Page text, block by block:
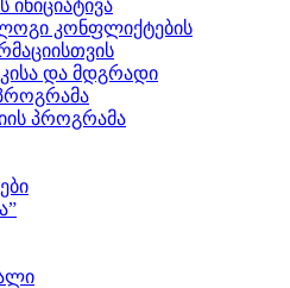
კონფლიქტების
და მდგრადი
პროგრამა